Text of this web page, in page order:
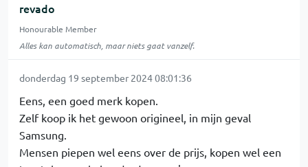
revado
Honourable Member
Alles kan automatisch, maar niets gaat vanzelf.
donderdag 19 september 2024 08:01:36
Eens, een goed merk kopen.
Zelf koop ik het gewoon origineel, in mijn geval
Samsung.
Mensen piepen wel eens over de prijs, kopen wel een